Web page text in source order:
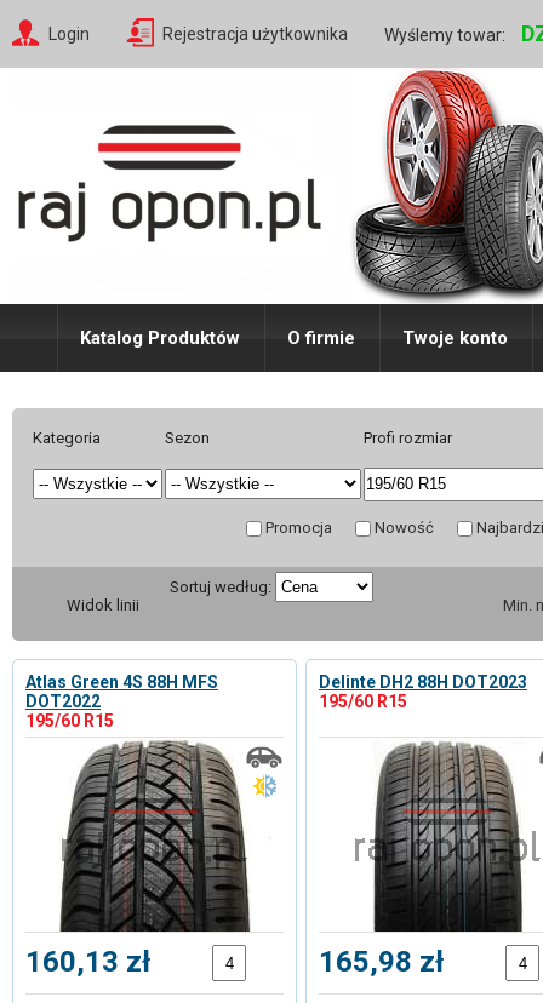
Login Rejestracja użytkownika Wyślemy towar:
Katalog Produktów O firmie Twoje konto
Kategoria Sezon Profi rozmiar
Promocja Nowość
Min.
Widok linii
Sortuj według:
Atlas Green 4S 88H MFS
DOT2022
195/60 R15
160,13 zł
Delinte DH2 88H DOT2023
195/60 R15
165,98 zł